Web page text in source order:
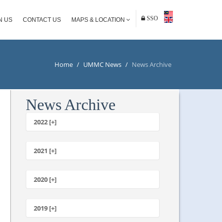
US CONTACT US MAPS & LOCATION SSO
Home / UMMC News / News Archive
News Archive
2022 [+]
2021 [+]
October
July
2020 [+]
January
2019 [+]